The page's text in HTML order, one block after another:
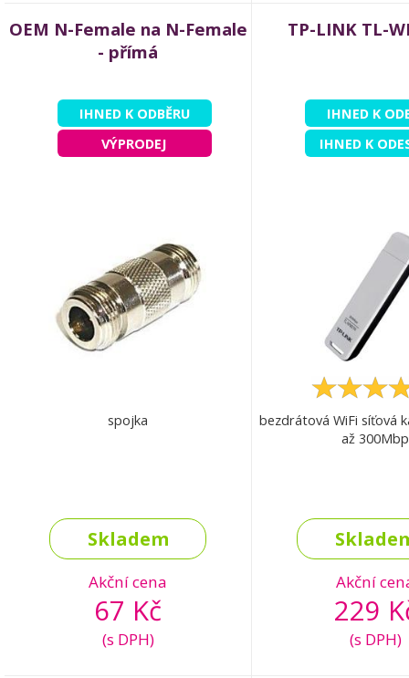
OEM N-Female na N-Female
- přímá
IHNED K ODBĚRU
VÝPRODEJ
spojka
Skladem
Akční cena
67 Kč
(s DPH)
TP-LINK TL-
IHNED K
IHNED K
bezdrátová WiFi síťová
až 300Mbp
Akční
229
(s DPH)